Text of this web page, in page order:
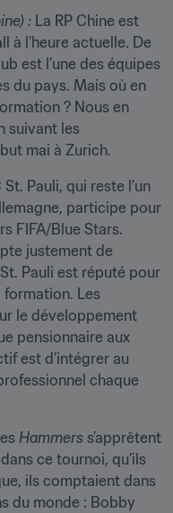
: La RP Chine est
à l’heure actuelle. De
est l’une des équipes
du pays. Mais où en
? Nous en
suivant les
mai à Zurich.
St. Pauli, qui reste l’un
participe pour
FIFA/Blue Stars.
justement de
Pauli est réputé pour
formation. Les
le développement
pensionnaire aux
est d’intégrer au
chaque
Hammers s’apprêtent
ce tournoi, qu’ils
ils comptaient dans
du monde : Bobby